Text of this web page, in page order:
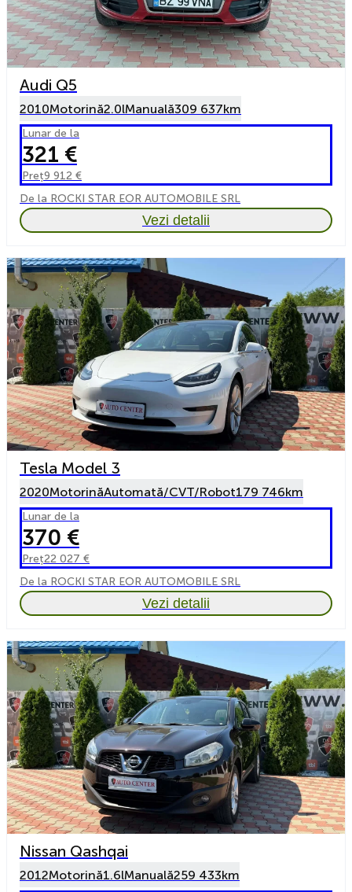
Audi Q5
2010Motorină2.0lManuală309 637km
Lunar de la
321 €
Preț9 912 €
De la ROCKI STAR EOR AUTOMOBILE SRL
Vezi detalii
Tesla Model 3
2020MotorinăAutomată/CVT/Robot179 746km
Lunar de la
370 €
Preț22 027 €
De la ROCKI STAR EOR AUTOMOBILE SRL
Vezi detalii
Nissan Qashqai
2012Motorină1.6lManuală259 433km